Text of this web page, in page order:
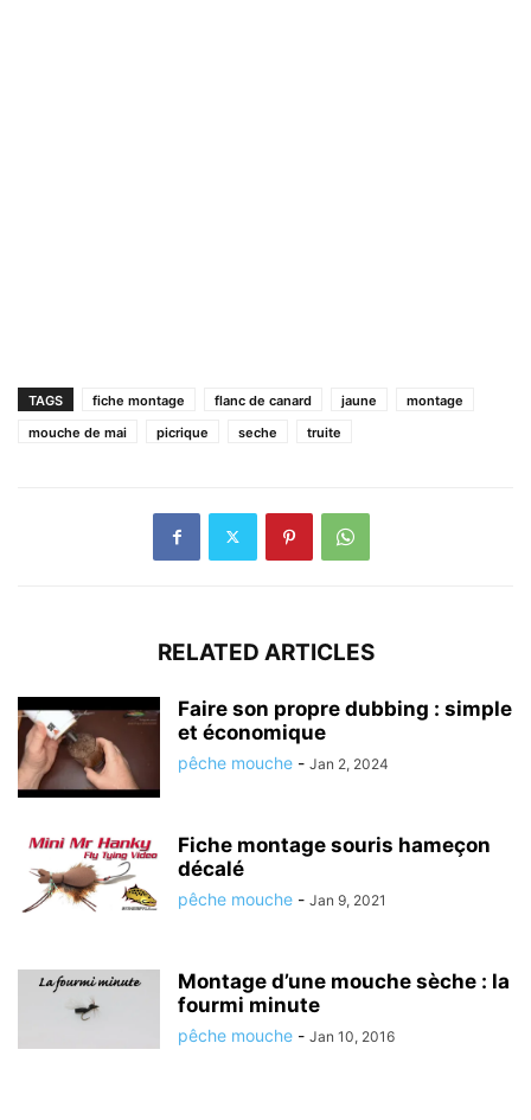
TAGS fiche montage flanc de canard jaune
montage
mouche de mai
picrique seche truite
RELATED ARTICLES
Faire son propre dubbing : simple
et économique
pêche mouche - Jan 2, 2024
Fiche montage souris hameçon
décalé
pêche mouche - Jan 9, 2021
Montage d’une mouche sèche : la
fourmi minute
pêche mouche - Jan 10, 2016